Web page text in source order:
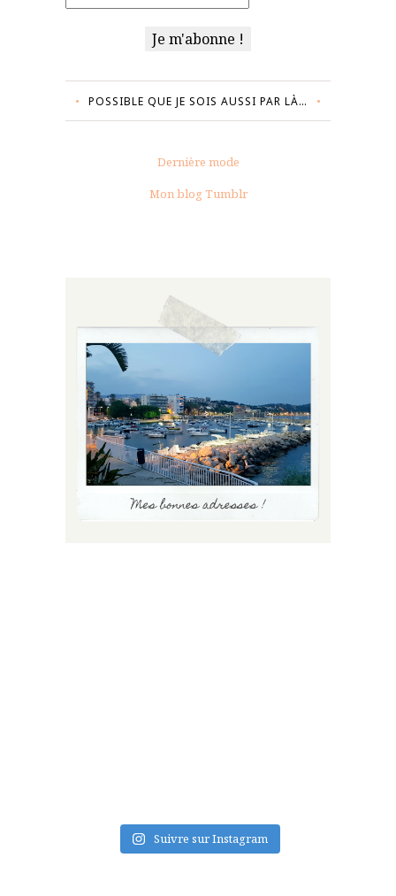
POSSIBLE QUE JE SOIS AUSSI PAR LÀ…
Dernière mode
Mon blog Tumblr
Suivre sur Instagram